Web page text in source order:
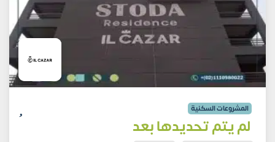
المشروعات السكنية
لم يتم تحديدها بعد